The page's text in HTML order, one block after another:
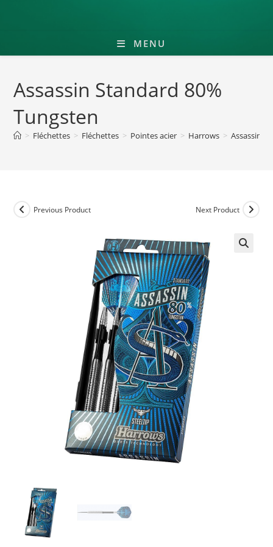
MENU
Assassin Standard 80%
Tungsten
> Fléchettes > Fléchettes > Pointes acier > Harrows > Assassin
Previous Product Next Product